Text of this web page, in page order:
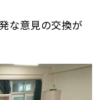
な意見の交換が